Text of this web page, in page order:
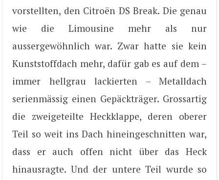
vorstellten, den Citroën DS Break. Die genau
wie die Limousine mehr als nur
aussergewöhnlich war. Zwar hatte sie kein
Kunststoffdach mehr, dafür gab es auf dem –
immer hellgrau lackierten – Metalldach
serienmässig einen Gepäckträger. Grossartig
die zweigeteilte Heckklappe, deren oberer
Teil so weit ins Dach hineingeschnitten war,
dass er auch offen nicht über das Heck
hinausragte. Und der untere Teil wurde so